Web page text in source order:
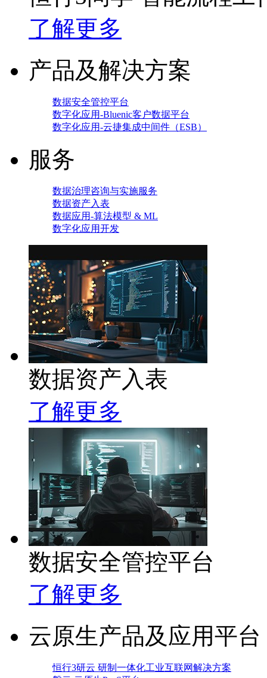
了解更多
产品及解决方案
数据安全管控平台
数字化应用-Bluenic客户数据平台
数字化应用-云捷集成中间件（ESB）
服务
数据治理咨询与实施服务
数据资产入表
数据应用-算法模型 & ML
数字化应用开发
数据资产入表
了解更多
数据安全管控平台
了解更多
云原生产品及应用平台
恒行3研云 研制一体化工业互联网解决方案